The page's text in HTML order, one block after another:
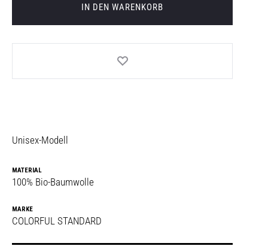
IN DEN WARENKORB
Unisex-Modell
MATERIAL
100% Bio-Baumwolle
MARKE
COLORFUL STANDARD